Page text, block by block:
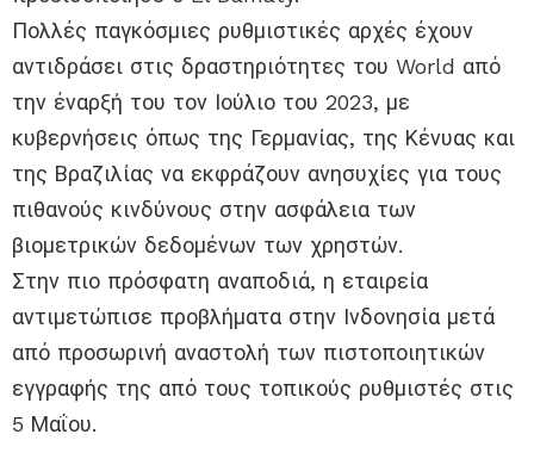
Πολλές παγκόσμιες ρυθμιστικές αρχές έχουν
αντιδράσει στις δραστηριότητες του World από
την έναρξή του τον Ιούλιο του 2023, με
κυβερνήσεις όπως της Γερμανίας, της Κένυας και
της Βραζιλίας να εκφράζουν ανησυχίες για τους
πιθανούς κινδύνους στην ασφάλεια των
βιομετρικών δεδομένων των χρηστών.
Στην πιο πρόσφατη αναποδιά, η εταιρεία
αντιμετώπισε προβλήματα στην Ινδονησία μετά
από προσωρινή αναστολή των πιστοποιητικών
εγγραφής της από τους τοπικούς ρυθμιστές στις
5 Μαΐου.